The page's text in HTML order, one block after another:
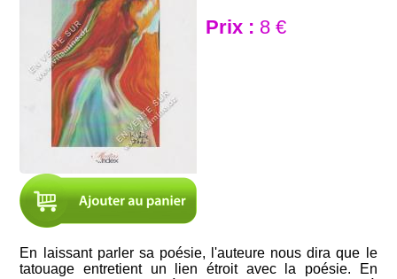
Prix : 8 €
En laissant parler sa poésie, l'auteure nous dira que le
tatouage entretient un lien étroit avec la poésie. En